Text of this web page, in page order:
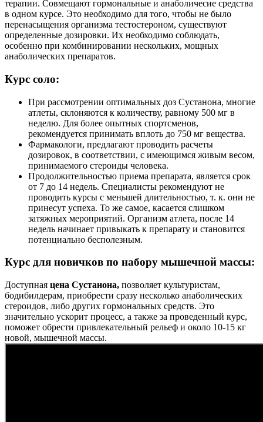
терапии. Совмещают гормональные и анаболичесие средства
в одном курсе. Это необходимо для того, чтобы не было
перенасыщения организма тестостероном, существуют
определенные дозировки. Их необходимо соблюдать,
особенно при комбинировании нескольких, мощных
анаболических препаратов.
Курс соло:
При рассмотрении оптимальных доз Сустанона, многие
атлеты, склоняются к количеству, равному 500 мг в
неделю. Для более опытных спортсменов,
рекомендуется принимать вплоть до 750 мг вещества.
Фармакологи, предлагают проводить расчеты
дозировок, в соответствии, с имеющимся живым весом,
принимаемого стероиды человека.
Продолжительностью приема препарата, является срок
от 7 до 14 недель. Специалисты рекомендуют не
проводить курсы с меньшей длительностью, т. к. они не
принесут успеха. То же самое, касается слишком
затяжных мероприятий. Организм атлета, после 14
недель начинает привыкать к препарату и становится
потенциально бесполезным.
Курс для новичков по набору мышечной массы:
Доступная цена Сустанона, позволяет культуристам,
бодибилдерам, приобрести сразу несколько анаболических
стероидов, либо других гормональных средств. Это
значительно ускорит процесс, а также за проведенный курс,
поможет обрести привлекательный рельеф и около 10-15 кг
новой, мышечной массы.